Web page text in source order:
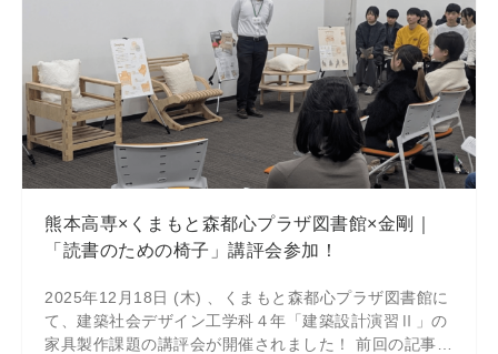
熊本高専×くまもと森都心プラザ図書館×金剛｜
「読書のための椅子」講評会参加！
2025年12月18日 (木) 、くまもと森都心プラザ図書館に
て、建築社会デザイン工学科４年「建築設計演習Ⅱ」の
家具製作課題の講評会が開催されました！ 前回の記事は